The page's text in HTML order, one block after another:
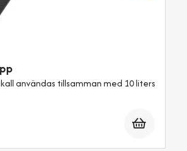
användas tillsamman med 10 liters